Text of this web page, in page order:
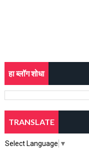
हा ब्लॉग शोधा
TRANSLATE
Select Language ▼